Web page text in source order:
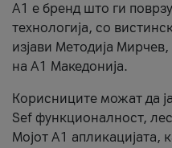
А1 е бренд што ги
технологија, со
изјави Методија
на А1 Македонија.
Корисниците можат да
Sef функционалност,
Мојот А1 апликацијата,